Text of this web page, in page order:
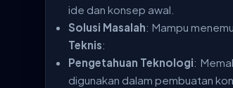
ide dan konsep awal.
Solusi Masalah: Mampu
Teknis:
Pengetahuan Teknologi:
digunakan dalam pembuatan